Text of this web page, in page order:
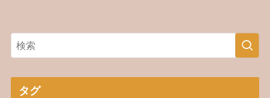
タグ